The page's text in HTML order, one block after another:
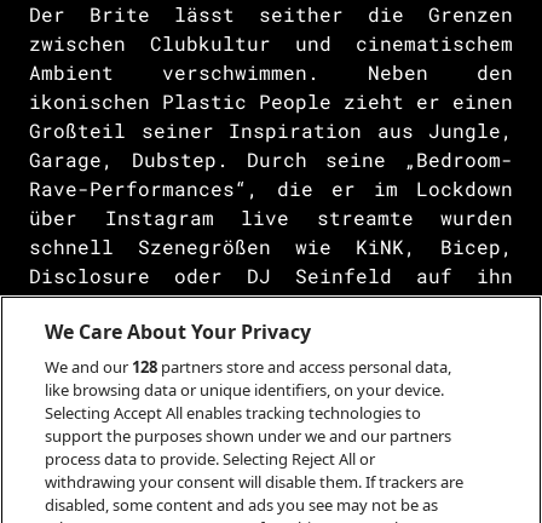
Der Brite lässt seither die Grenzen
zwischen Clubkultur und cinematischem
Ambient verschwimmen. Neben den
ikonischen Plastic People zieht er einen
Großteil seiner Inspiration aus Jungle,
Garage, Dubstep. Durch seine „Bedroom-
Rave-Performances“, die er im Lockdown
über Instagram live streamte wurden
schnell Szenegrößen wie KiNK, Bicep,
Disclosure oder DJ Seinfeld auf ihn
aufmerksam. Seine fulminanten Liveshows
haben ihn von Coachella über Glastonbury
bis ins legendäre Londoner Fabric
geführt.
Elektronische Experimentierfreude trifft
auf eine Flut menschlicher Emotionen.
Jasper Tygner zeigt, das Rave und
We Care About Your Privacy
We and our 128 partners store and access personal data,
like browsing data or unique identifiers, on your device.
Selecting Accept All enables tracking technologies to
support the purposes shown under we and our partners
process data to provide. Selecting Reject All or
withdrawing your consent will disable them. If trackers are
disabled, some content and ads you see may not be as